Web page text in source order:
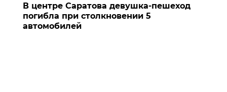
В центре Саратова девушка-пешеход
погибла при столкновении 5
автомобилей